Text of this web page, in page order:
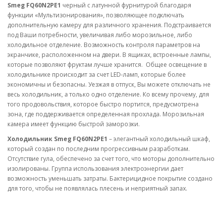
Smeg FQ60N2PE1 черный с латунной фурнитурой благодаря
функции «Мультизонирования», позволяющее подключать
дополнительную камеру для различного хранения. Подстраивается
под Ваши потребности, увеличивая либо морозильное, либо
холодильное отделение. Возможность контроля параметров на
экранчике, расположенном на двери. В ящиках, встроенные лампы,
которые позволяют фруктам лучше хранится. Общее освещение в
холодильнике происходит за счет LED-ламп, которые более
экономичны и безопасны. Уезжая в отпуск, Вы можете отключать не
весь холодильник, а только одно отделение. Ко всему прочему, для
того продовольствия, которое быстро портится, предусмотрена
зона, где поддерживается определенная прохлада. Морозильная
камера имеет функцию быстрой заморозки.
Холодильник Smeg FQ60N2PE1 – элегантный холодильный шкаф,
который создан по последним прогрессивным разработкам.
Отсутствие гула, обеспечено за счет того, что моторы дополнительно
изолированы. Группа использования электроэнергии дает
возможность уменьшать затраты. Бактерицидное покрытие создано
для того, чтобы не появлялась плесень и неприятный запах.